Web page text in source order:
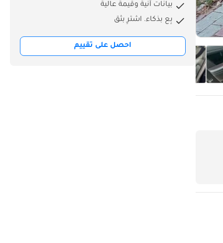
بيانات آنية وقيمة عالية
بِع بذكاء. اشترِ بثق
احصل على تقييم